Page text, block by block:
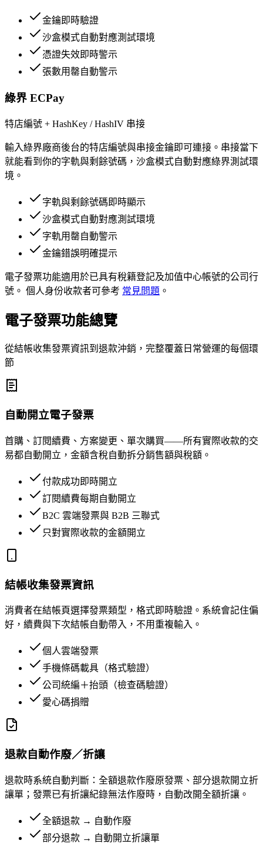
金鑰即時驗證
沙盒模式自動對應測試環境
憑證失效即時警示
張數用罄自動警示
綠界 ECPay
特店編號 + HashKey / HashIV 串接
輸入綠界廠商後台的特店編號與串接金鑰即可連接。串接當下
就能看到你的字軌與剩餘號碼，沙盒模式自動對應綠界測試環
境。
字軌與剩餘號碼即時顯示
沙盒模式自動對應測試環境
字軌用罄自動警示
金鑰錯誤明確提示
電子發票功能適用於已具有稅籍登記及加值中心帳號的公司行
號。 個人身份收款者可參考 常見問題 。
電子發票功能總覽
從結帳收集發票資訊到退款沖銷，完整覆蓋日常營運的每個環
節
自動開立電子發票
首購、訂閱續費、方案變更、單次購買——所有實際收款的交
易都自動開立，金額含稅自動拆分銷售額與稅額。
付款成功即時開立
訂閱續費每期自動開立
B2C 雲端發票與 B2B 三聯式
只對實際收款的金額開立
結帳收集發票資訊
消費者在結帳頁選擇發票類型，格式即時驗證。系統會記住偏
好，續費與下次結帳自動帶入，不用重複輸入。
個人雲端發票
手機條碼載具（格式驗證）
公司統編＋抬頭（檢查碼驗證）
愛心碼捐贈
退款自動作廢／折讓
退款時系統自動判斷：全額退款作廢原發票、部分退款開立折
讓單；發票已有折讓紀錄無法作廢時，自動改開全額折讓。
全額退款 → 自動作廢
部分退款 → 自動開立折讓單